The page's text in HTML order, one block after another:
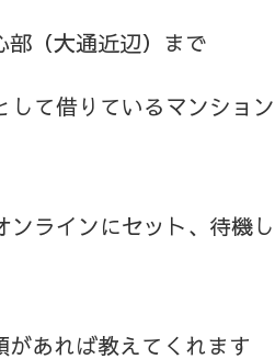
（大通近辺）まで
て借りているマンショ
ラインにセット、待機
あれば教えてくれます